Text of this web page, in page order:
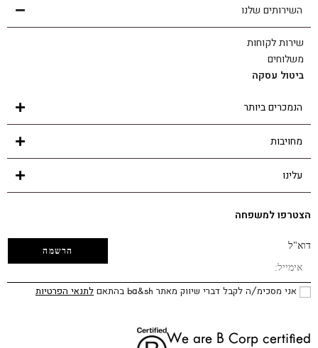
השירותים שלנו
שירות לקוחות
משלוחים
ביטול עסקה
הנמכרים ביותר
מחויבות
עלינו
הצטרפו למשפחה
דוא"ל
אני מסכימ/ה לקבל דברי שיווק מאתר ba&sh בהתאם לתנאי הפרטיות
We are B Corp certified